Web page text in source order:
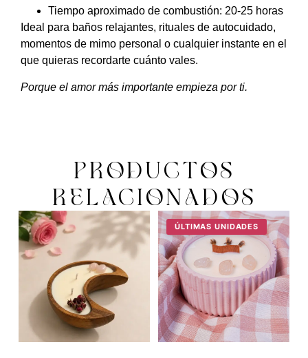
Tiempo aproximado de combustión: 20-25 horas
Ideal para baños relajantes, rituales de autocuidado,
momentos de mimo personal o cualquier instante en el
que quieras recordarte cuánto vales.
Porque el amor más importante empieza por ti.
PRODUCTOS
RELACIONADOS
ÚLTIMAS UNIDADES